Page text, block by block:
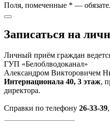
Поля, помеченные * —
Записаться на
Личный приём граждан
ГУП «Белоблводоканал»
Александром Викторовичем
Интернационала 40, 3 этаж,
директора.
Справки по телефону 26-33-39